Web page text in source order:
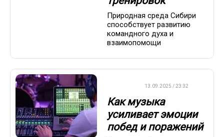
Природная среда Сибири
способствует развитию
командного духа и
взаимопомощи
13.09.2025 / 23:32
Как музыка
усиливает эмоции
побед и поражений